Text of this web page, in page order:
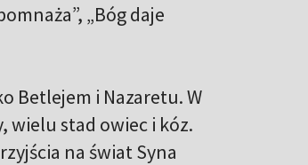
„Bóg daje
Betlejem i Nazaretu. W
wielu stad owiec i kóz.
na świat Syna